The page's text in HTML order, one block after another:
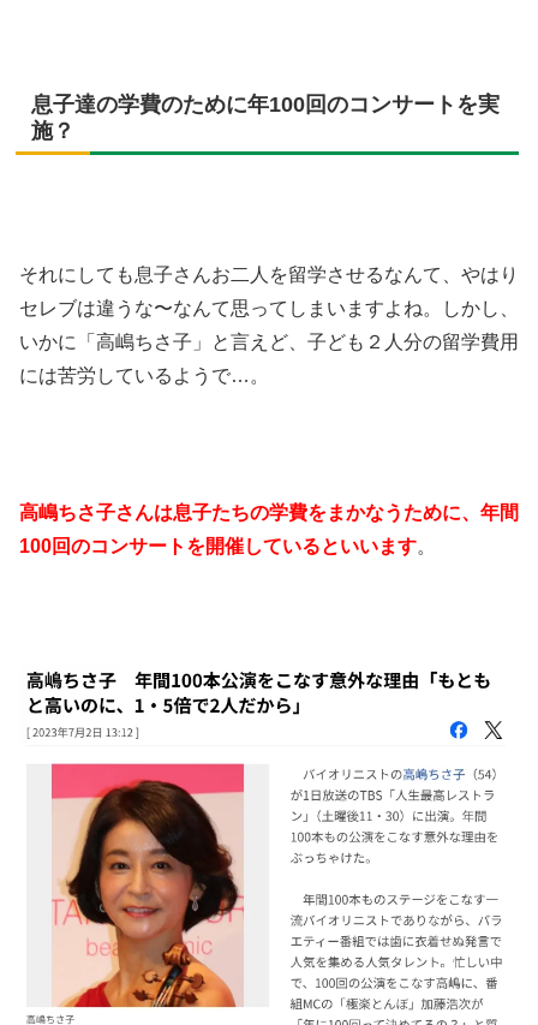
息子達の学費のために年100回のコンサートを実
施？
それにしても息子さんお二人を留学させるなんて、やはり
セレブは違うな〜なんて思ってしまいますよね。しかし、
いかに「高嶋ちさ子」と言えど、子ども２人分の留学費用
には苦労しているようで…。
高嶋ちさ子さんは息子たちの学費をまかなうために、年間
100回のコンサートを開催しているといいます。